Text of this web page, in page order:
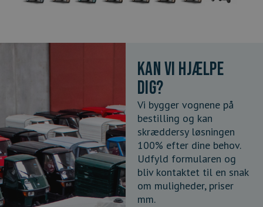
Kan vi hjælpe
dig?
Vi bygger vognene på
bestilling og kan
skræddersy løsningen
100% efter dine behov.
Udfyld formularen og
bliv kontaktet til en snak
om muligheder, priser
mm.